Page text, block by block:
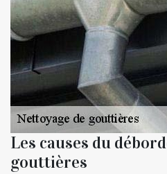
Les causes du
gouttières